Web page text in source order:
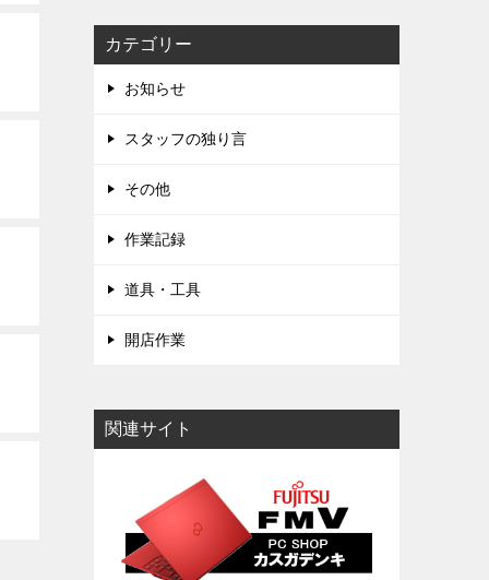
カテゴリー
お知らせ
スタッフの独り言
その他
作業記録
道具・工具
開店作業
関連サイト